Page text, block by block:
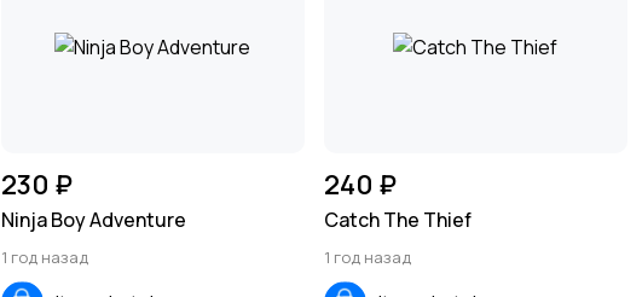
230 ₽
Ninja Boy Adventure
1 год назад
240 ₽
Catch The Thief
1 год назад